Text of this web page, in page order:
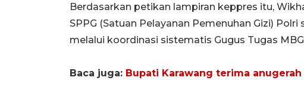
Berdasarkan petikan lampiran keppres itu,
SPPG (Satuan Pelayanan Pemenuhan Gizi)
melalui koordinasi sistematis Gugus Tugas
Baca juga: Bupati Karawang terima